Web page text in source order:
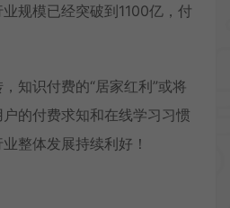
规模已经突破到1100亿，付
知识付费的“居家红利”或将
的付费求知和在线学习习惯
整体发展持续利好！